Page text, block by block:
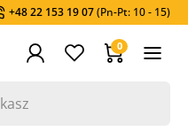
+48 22 153 19 07(Pn-Pt: 10 - 15)
0